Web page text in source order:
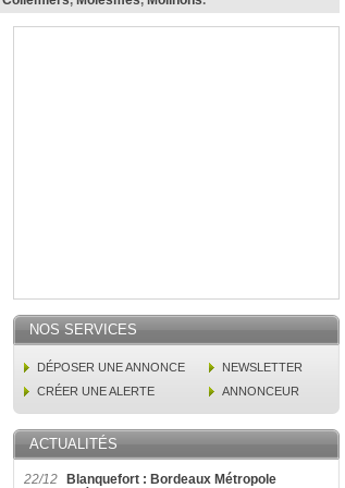
NOS SERVICES
DÉPOSER UNE ANNONCE
NEWSLETTER
CRÉER UNE ALERTE
ANNONCEUR
ACTUALITÉS
22/12
Blanquefort : Bordeaux Métropole